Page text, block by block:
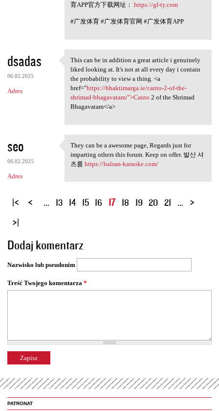
育APP官方下载网址： https://gf-ty.com
#广发体育 #广发体育官网 #广发体育APP
dsadas
06.02.2025
Adres
This can be in addition a
This can be in addition a great article i genuinely
liked looking at. It's not at all every day i contain
the probability to view a thing. <a
href="https://bhaktimarga.ie/canto-2-of-the-
shrimad-bhagavatam/">Canto 2 of the Shrimad
Bhagavatam</a>
seo
06.02.2025
Adres
They can be a awesome page,
They can be a awesome page, Regards just for
imparting others this forum. Keep on offer. 발산 셔
츠룸 https://balsan-karaoke.com/
S
o
n
y
… 13 14 15 16 17 18 19 20 21 …
Dodaj komentarz
Nazwisko lub pseudonim
Treść Twojego komentarza *
PATRONAT